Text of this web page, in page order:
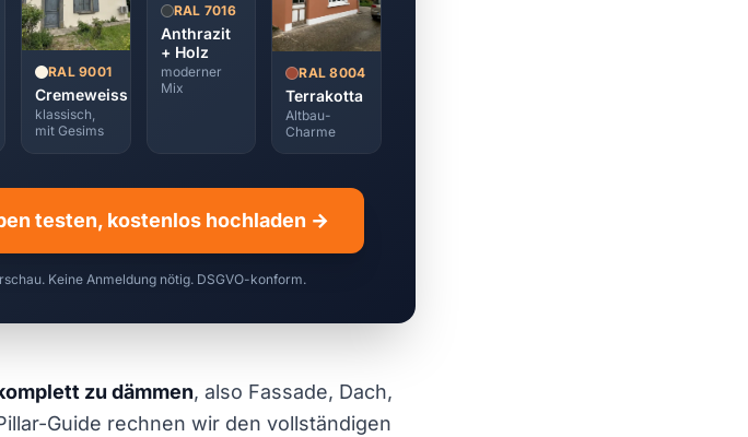
RAL 9001
Cremeweiss
klassisch,
mit Gesims
RAL 7016
Anthrazit
+ Holz
moderner
Mix
RAL 8004
Terrakotta
Altbau-
Charme
testen, kostenlos hochladen →
Keine Anmeldung nötig. DSGVO-konform.
zu dämmen, also Fassade, Dach,
Guide rechnen wir den vollständigen